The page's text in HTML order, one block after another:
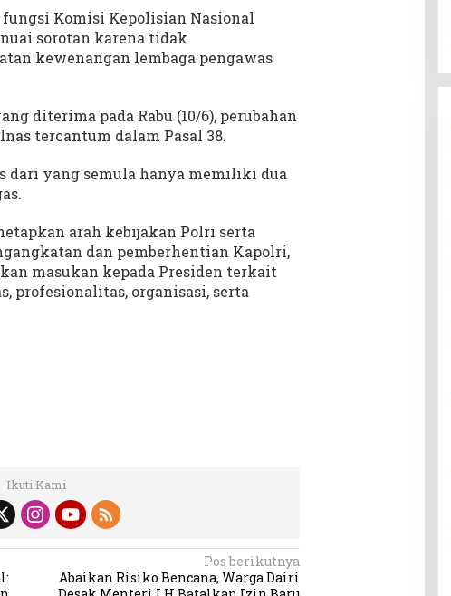
Komisi Kepolisian Nasional
sorotan karena tidak
kewenangan lembaga pengawas
diterima pada Rabu (10/6), perubahan
tercantum dalam Pasal 38.
dari yang semula hanya memiliki dua
arah kebijakan Polri serta
dan pemberhentian Kapolri,
masukan kepada Presiden terkait
profesionalitas, organisasi, serta
Ikuti Kami
Pos berikutnya
Abaikan Risiko Bencana, Warga Dairi